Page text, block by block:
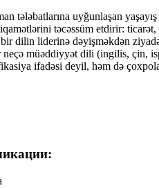
tələbatlarına uyğunlaşan
təcəssüm etdirir:
dilin liderinə dəyişməkdən
müəddiyyət dili (ingilis, çin,
ifadəsi deyil, həm də